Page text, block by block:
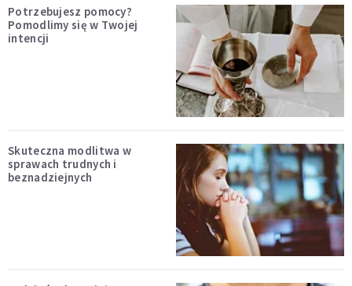
Potrzebujesz pomocy?
Pomodlimy się w Twojej
intencji
Skuteczna modlitwa w
sprawach trudnych i
beznadziejnych